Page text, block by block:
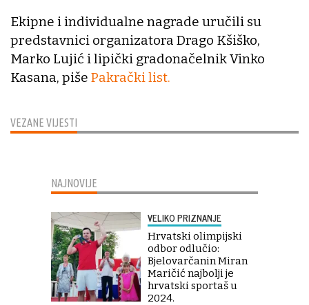
VEZANE VIJESTI
Ekipne i individualne nagrade uručili su
predstavnici organizatora Drago Kšiško,
Marko Lujić i lipički gradonačelnik Vinko
Kasana, piše Pakrački list.
NAJNOVIJE
VELIKO PRIZNANJE
Hrvatski olimpijski
odbor odlučio:
Bjelovarčanin Miran
Maričić najbolji je
hrvatski sportaš u
2024.